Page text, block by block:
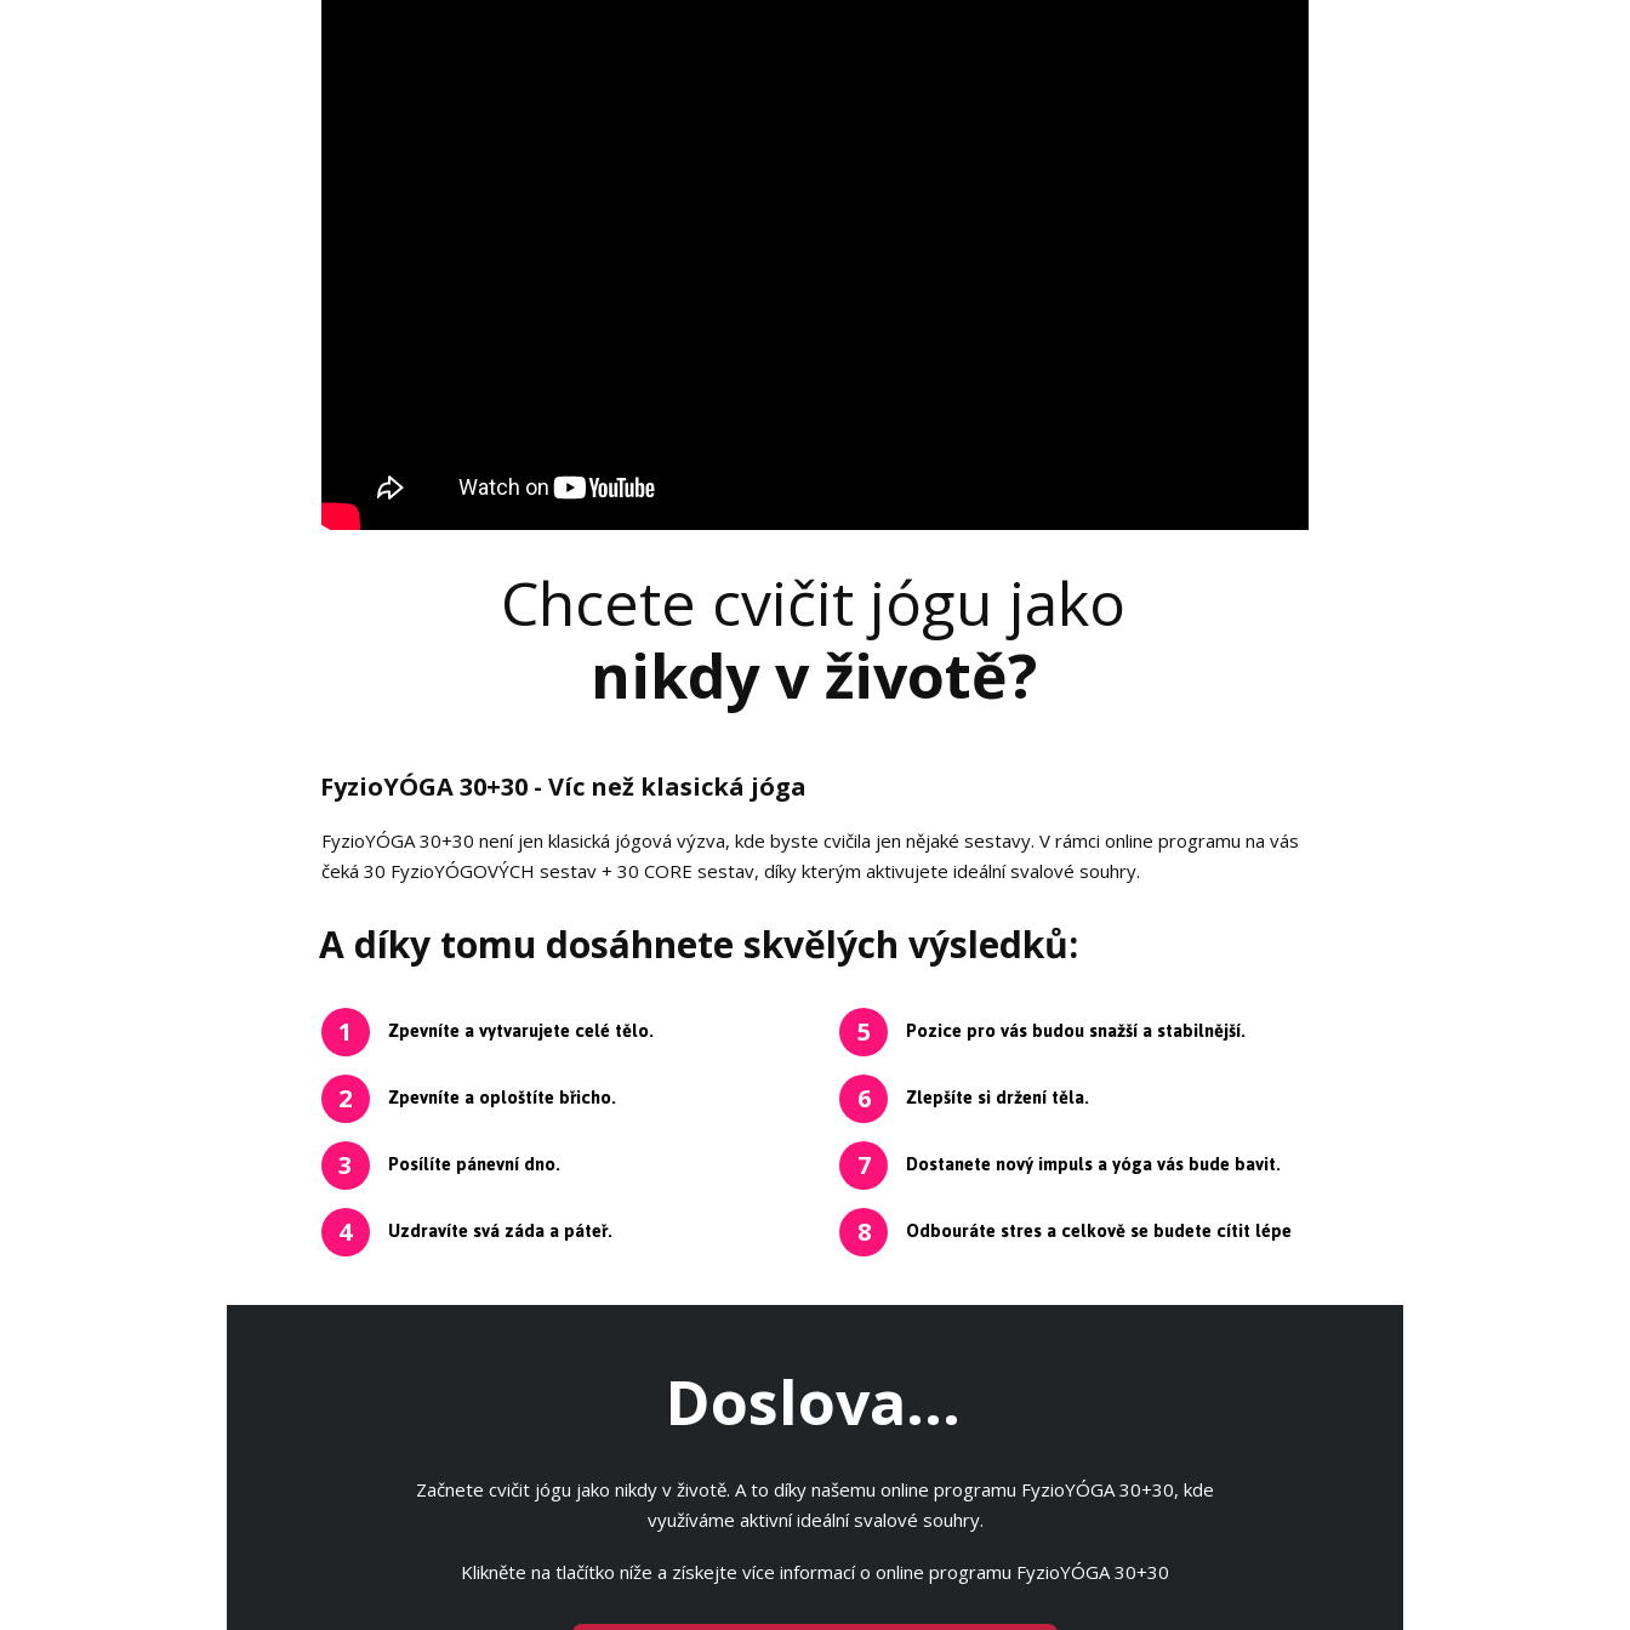
Chcete cvičit jógu jako
nikdy v životě?
FyzioYÓGA 30+30 - Víc než klasická jóga
FyzioYÓGA 30+30 není jen klasická jógová výzva, kde byste cvičila jen nějaké sestavy. V rámci online programu na vás
čeká 30 FyzioYÓGOVÝCH sestav + 30 CORE sestav, díky kterým aktivujete ideální svalové souhry.
A díky tomu dosáhnete skvělých výsledků:
1 Zpevníte a vytvarujete celé tělo.
2 Zpevníte a oploštíte břicho.
3 Posílíte pánevní dno.
4 Uzdravíte svá záda a páteř.
5 Pozice pro vás budou snažší a stabilnější.
6 Zlepšíte si držení těla.
7 Dostanete nový impuls a yóga vás bude bavit.
8 Odbouráte stres a celkově se budete cítit lépe
Doslova...
Začnete cvičit jógu jako nikdy v životě. A to díky našemu online programu FyzioYÓGA 30+30, kde
využíváme aktivní ideální svalové souhry.
Klikněte na tlačítko níže a získejte více informací o online programu FyzioYÓGA 30+30